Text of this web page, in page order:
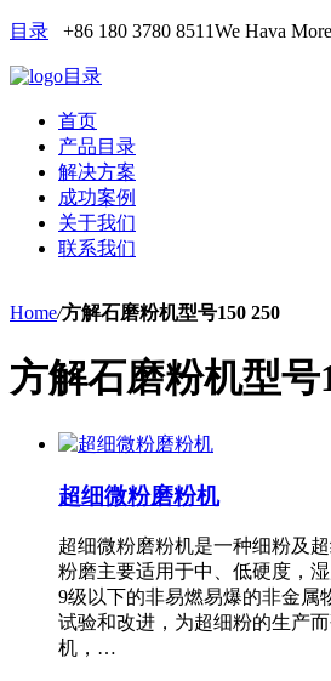
目录 +86 180 3780 8511We Hava
目录
首页
产品目录
解决方案
成功案例
关于我们
联系我们
Home/方解石磨粉机型号150 250
方解石磨粉机型号
超细微粉磨粉机
超细微粉磨粉机是一种细粉及
粉磨主要适用于中、低硬度，
9级以下的非易燃易爆的非金属
试验和改进，为超细粉的生产
机，…